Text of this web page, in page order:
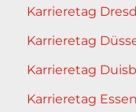
Karrieretag
Karrieretag
Karrieretag
Karrieretag Essen